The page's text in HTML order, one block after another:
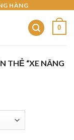
HÀNG
0
THẺ “XE NÂNG